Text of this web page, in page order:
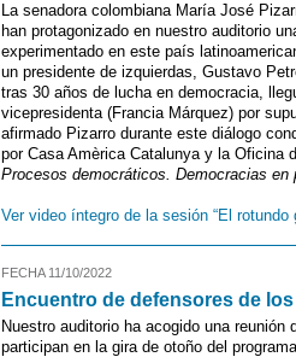
La senadora colombiana María José
han protagonizado en nuestro auditorio
experimentado en este país
un presidente de izquierdas, Gustavo
tras 30 años de lucha en democracia,
vicepresidenta (Francia Márquez) por
afirmado Pizarro durante este diálogo
por Casa Amèrica Catalunya y la Oficina
Procesos democráticos. Democracias en
Ver video íntegro de la sesión “El
FECHA 11/10/2022
Encuentro de defensores de
Nuestro auditorio ha acogido una
participan en la gira de otoño del programa